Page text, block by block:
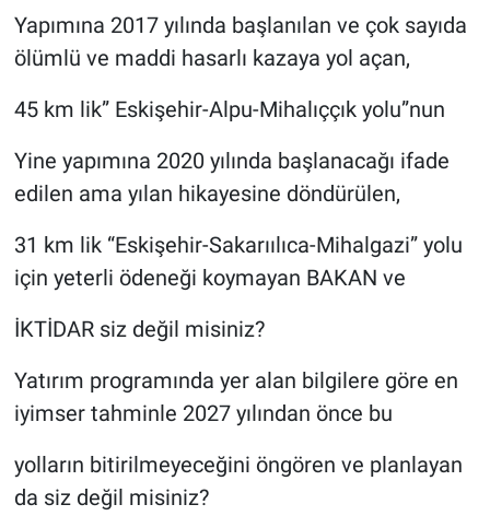
Yapımına 2017 yılında başlanılan ve çok sayıda
ölümlü ve maddi hasarlı kazaya yol açan,
45 km lik” Eskişehir-Alpu-Mihalıççık yolu”nun
Yine yapımına 2020 yılında başlanacağı ifade
edilen ama yılan hikayesine döndürülen,
31 km lik “Eskişehir-Sakarıılıca-Mihalgazi” yolu
için yeterli ödeneği koymayan BAKAN ve
İKTİDAR siz değil misiniz?
Yatırım programında yer alan bilgilere göre en
iyimser tahminle 2027 yılından önce bu
yolların bitirilmeyeceğini öngören ve planlayan
da siz değil misiniz?